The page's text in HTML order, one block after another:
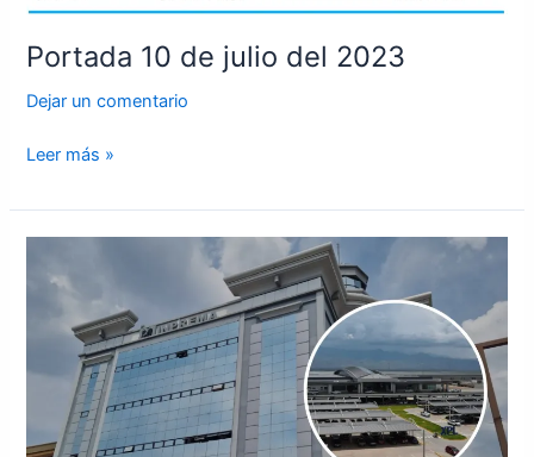
Portada 10 de julio del 2023
Dejar un comentario
Leer más »
Inprema
sumarán
L277.3
millones